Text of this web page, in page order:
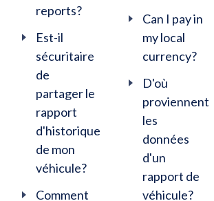
reports?
Est-il
sécuritaire
de
partager le
rapport
d'historique
de mon
véhicule?
Comment
Can I pay in
my local
currency?
D'où
proviennent
les
données
d'un
rapport de
véhicule?